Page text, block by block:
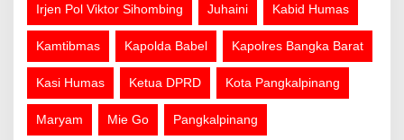
Irjen Pol Viktor Sihombing Juhaini Kabid Humas
Kamtibmas Kapolda Babel Kapolres Bangka Barat
Kasi Humas Ketua DPRD Kota Pangkalpinang
Maryam Mie Go Pangkalpinang